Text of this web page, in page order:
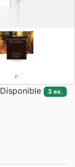
Disponible 3 ex.